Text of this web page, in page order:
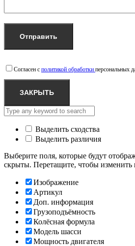
Согласен с политикой обработки персональных
ЗАКРЫТЬ
Выделить сходства
Выделить различия
Выберите поля, которые будут
скрыты. Перетащите, чтобы изменить
Изображение
Артикул
Доп. информация
Грузоподъёмность
Колёсная формула
Модель шасси
Мощность двигателя